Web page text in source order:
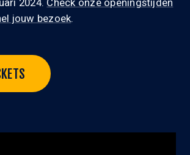
jouw bezoek.